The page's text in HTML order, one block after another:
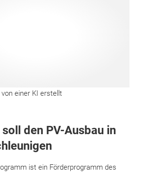
einer KI erstellt
den PV-Ausbau in
ist ein Förderprogramm des